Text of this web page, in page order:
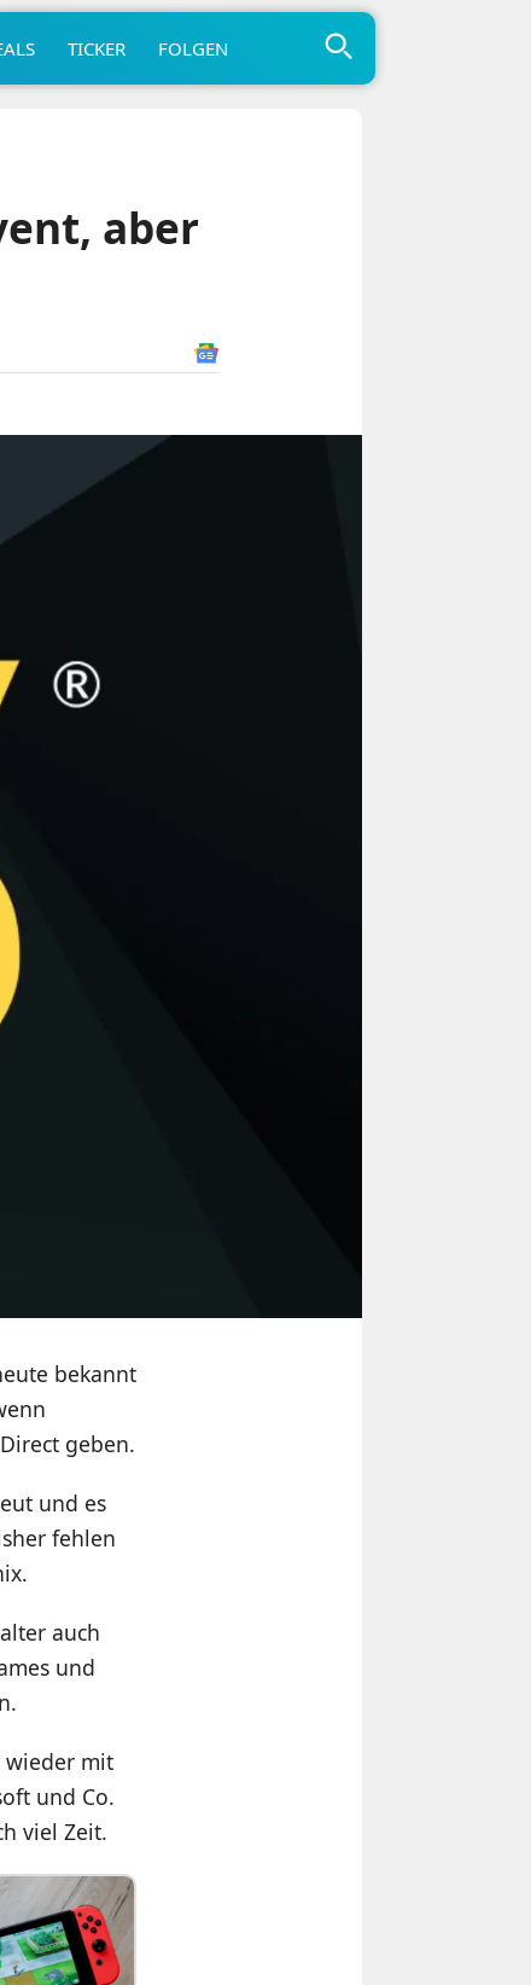
TICKER FOLGEN
aber
bekannt
geben.
und es
fehlen
auch
und
wieder mit
und Co.
viel Zeit.